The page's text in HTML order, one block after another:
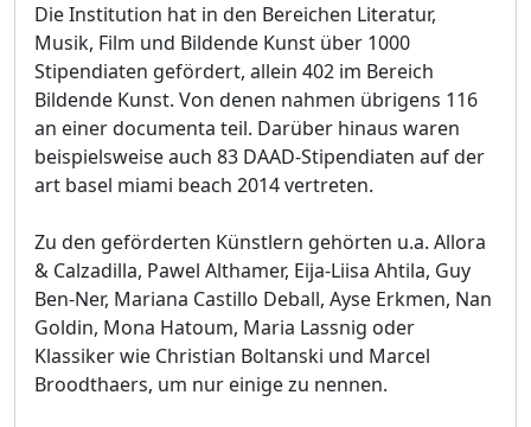
Die Institution hat in den Bereichen Literatur,
Musik, Film und Bildende Kunst über 1000
Stipendiaten gefördert, allein 402 im Bereich
Bildende Kunst. Von denen nahmen übrigens 116
an einer documenta teil. Darüber hinaus waren
beispielsweise auch 83 DAAD-Stipendiaten auf der
art basel miami beach 2014 vertreten.
Zu den geförderten Künstlern gehörten u.a. Allora
& Calzadilla, Pawel Althamer, Eija-Liisa Ahtila, Guy
Ben-Ner, Mariana Castillo Deball, Ayse Erkmen, Nan
Goldin, Mona Hatoum, Maria Lassnig oder
Klassiker wie Christian Boltanski und Marcel
Broodthaers, um nur einige zu nennen.